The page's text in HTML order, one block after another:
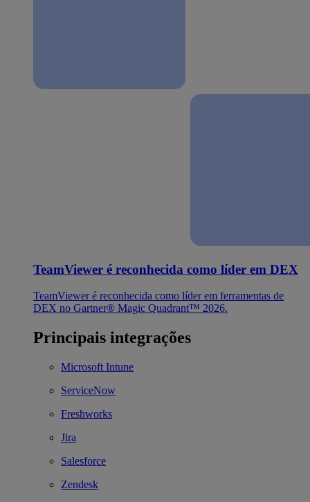
TeamViewer é reconhecida como líder em DEX
TeamViewer é reconhecida como líder em ferramentas de
DEX no Gartner® Magic Quadrant™ 2026.
Principais integrações
Microsoft Intune
ServiceNow
Freshworks
Jira
Salesforce
Zendesk